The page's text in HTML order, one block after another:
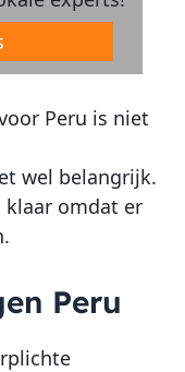
Peru is niet
wel belangrijk.
klaar omdat er
Peru